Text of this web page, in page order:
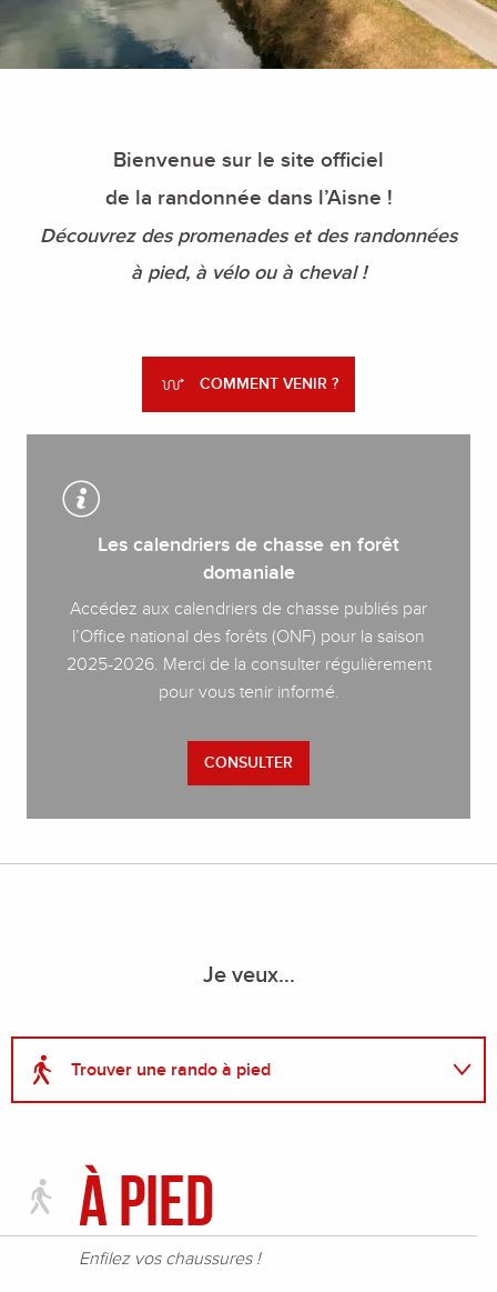
Bienvenue sur le site officiel
de la randonnée dans l’Aisne !
Découvrez des promenades et des randonnées
à pied, à vélo ou à cheval !
COMMENT VENIR ?
Les calendriers de chasse en forêt
domaniale
Accédez aux calendriers de chasse publiés par
l’Office national des forêts (ONF) pour la saison
2025-2026. Merci de la consulter régulièrement
pour vous tenir informé.
CONSULTER
Je veux...
Trouver une rando à pied
Voir les balades à cheval
Voir l'agenda des sorties randos
À pied
Enfilez vos chaussures !